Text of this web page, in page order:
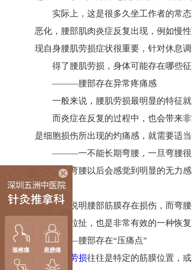
实际上，这是很多久坐工作者的常态
恶化，腰部肌肉炎症反复出现，例如慢
现自身腰肌劳损症状很重要，针对休息
得了腰肌劳损，身体可能存在哪些征
———腰部存在异常疼痛感
一般来说，腰肌劳损最明显的特征就
而炎症在反复的过程中，也会带来非
是细胞损伤所出现的灼痛感，就需要适
———一不能长期弯腰，一旦弯腰很
如果弯腰以后会感觉到明显的无力感
现。
往往说明腰部筋膜存在损伤，而弯腰
对筋膜的拉扯，也是非常有效的一种恢复
———腰部存在“压痛点”
腰肌劳损往往是特定的筋膜位置，
颈椎痛 肩膀痛